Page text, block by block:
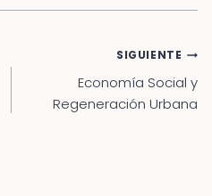
SIGUIENTE
Economía Social y
Regeneración Urbana